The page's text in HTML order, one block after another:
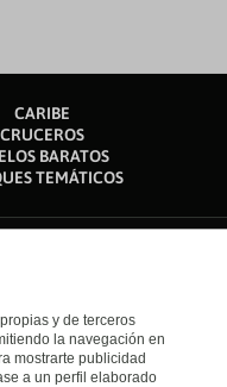
CARIBE
CRUCEROS
BARATOS
TEMÁTICOS
y de terceros
la navegación en
mostrarte publicidad
a un perfil elaborado